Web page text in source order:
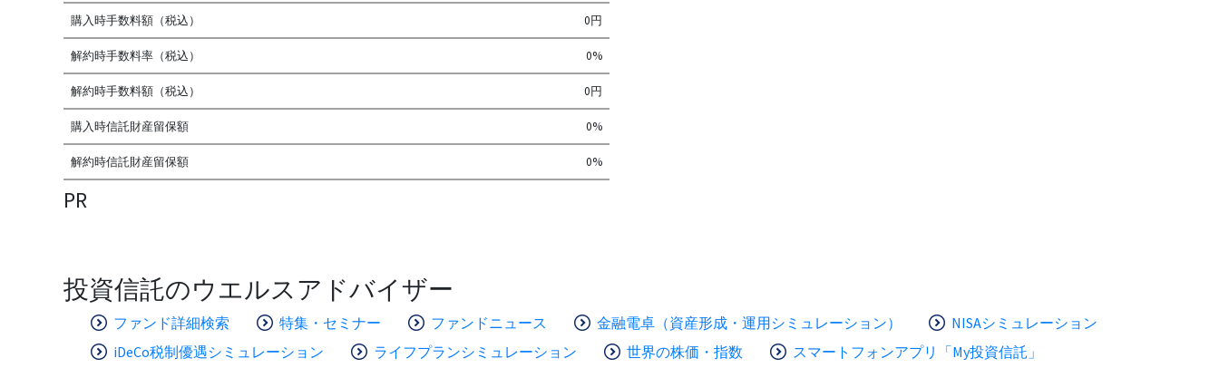
購入時手数料額（税込） 0円
解約時手数料率（税込） 0%
解約時手数料額（税込） 0円
購入時信託財産留保額 0%
解約時信託財産留保額 0%
PR
投資信託のウエルスアドバイザー
ファンド詳細検索 特集・セミナー ファンドニュース 金融電卓（資産形成・運用シミュレーション）
NISAシミュレーション
iDeCo税制優遇シミュレーション
ライフプランシミュレーション 世界の株価・指数 スマートフォンアプリ「My投資信託」